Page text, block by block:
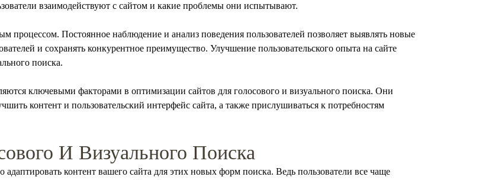
взаимодействуют с сайтом и какие проблемы они испытывают.
процессом. Постоянное наблюдение и анализ поведения пользователей позволяет выявлять новые
и сохранять конкурентное преимущество. Улучшение пользовательского опыта на сайте
поиска.
ключевыми факторами в оптимизации сайтов для голосового и визуального поиска. Они
контент и пользовательский интерфейс сайта, а также прислушиваться к потребностям
И Визуального Поиска
контент вашего сайта для этих новых форм поиска. Ведь пользователи все чаще